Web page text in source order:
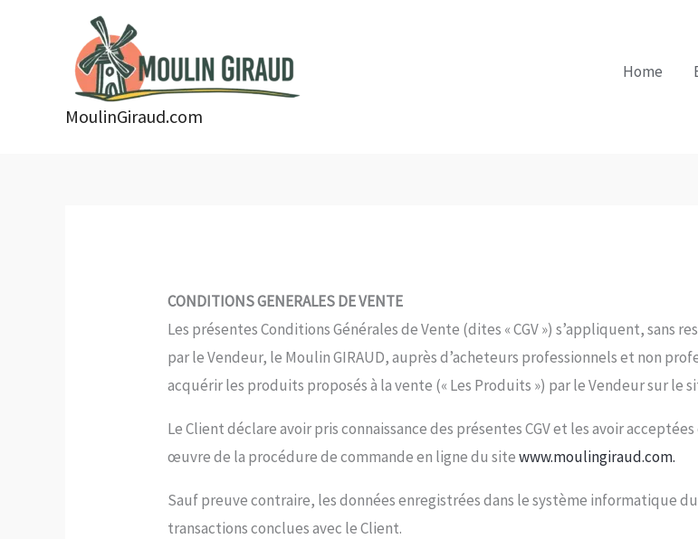
MoulinGiraud.com
Home
CONDITIONS GENERALES DE VENTE
Les présentes Conditions Générales de Vente (dites « CGV ») s’appliquent, sans
par le Vendeur, le Moulin GIRAUD, auprès d’acheteurs professionnels et non
acquérir les produits proposés à la vente (« Les Produits ») par le Vendeur sur le
Le Client déclare avoir pris connaissance des présentes CGV et les avoir
œuvre de la procédure de commande en ligne du sitewww.moulingiraud.com.
Sauf preuve contraire, les données enregistrées dans le système informatique
transactions conclues avec le Client.